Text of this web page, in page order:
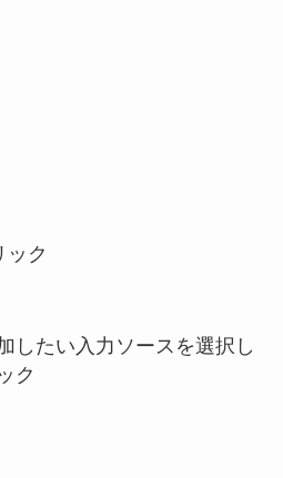
ック
したい入力ソースを選択し
ク